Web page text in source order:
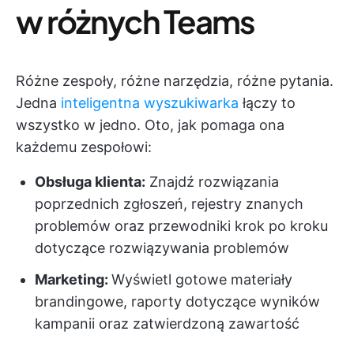
w różnych Teams
Różne zespoły, różne narzędzia, różne pytania.
Jedna inteligentna wyszukiwarka łączy to
wszystko w jedno. Oto, jak pomaga ona
każdemu zespołowi:
Obsługa klienta: Znajdź rozwiązania
poprzednich zgłoszeń, rejestry znanych
problemów oraz przewodniki krok po kroku
dotyczące rozwiązywania problemów
Marketing: Wyświetl gotowe materiały
brandingowe, raporty dotyczące wyników
kampanii oraz zatwierdzoną zawartość